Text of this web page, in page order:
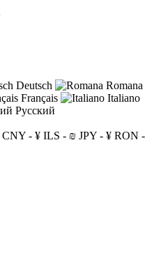
Deutsch
Romana
Français
Italiano
Русский
CNY - ¥ ILS - ₪ JPY - ¥ RON -